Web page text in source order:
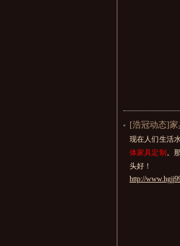
[浩冠动态]家
现在人们生活
体家具定制 。
头好！
http://